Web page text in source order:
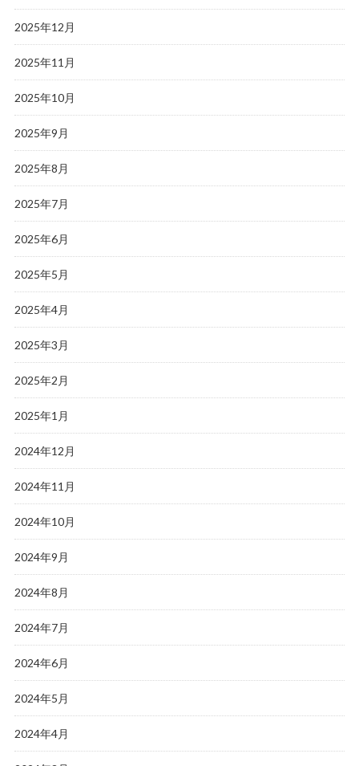
2025年12月
2025年11月
2025年10月
2025年9月
2025年8月
2025年7月
2025年6月
2025年5月
2025年4月
2025年3月
2025年2月
2025年1月
2024年12月
2024年11月
2024年10月
2024年9月
2024年8月
2024年7月
2024年6月
2024年5月
2024年4月